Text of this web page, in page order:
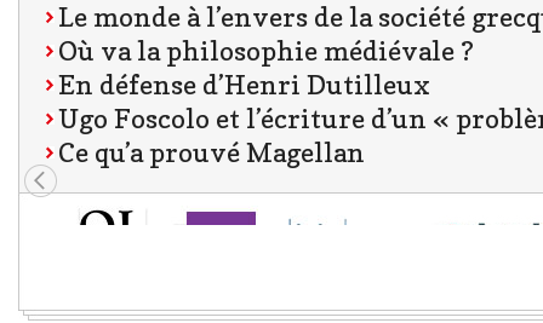
Le monde à l’envers de la société
Où va la philosophie médiévale ?
En défense d’Henri Dutilleux
Ugo Foscolo et l’écriture d’un «
Ce qu’a prouvé Magellan